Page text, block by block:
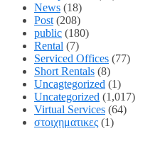
News (18)
Post (208)
public (180)
Rental (7)
Serviced Offices (77)
Short Rentals (8)
Uncagtegorized (1)
Uncategorized (1,017)
Virtual Services (64)
στοιχηματικες (1)